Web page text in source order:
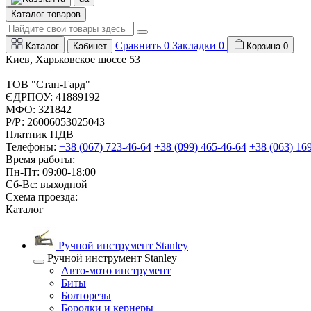
Каталог товаров
Каталог Кабинет Сравнить 0 Закладки 0 Корзина 0
Киев, Харьковское шоссе 53
ТОВ "Стан-Гард"
ЄДРПОУ: 41889192
МФО: 321842
Р/Р: 26006053025043
Платник ПДВ
Телефоны: +38 (067) 723-46-64 +38 (099) 465-46-64 +38 (063)
Время работы:
Пн-Пт: 09:00-18:00
Сб-Вс: выходной
Схема проезда:
Каталог
Ручной инструмент Stanley
Ручной инструмент Stanley
Авто-мото инструмент
Биты
Болторезы
Бородки и кернеры